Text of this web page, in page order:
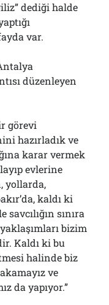
dediği halde
var.
düzenleyen
görevi
hazırladık ve
karar vermek
evlerine
yollarda,
kaldı ki
sınıra
bizim
Kaldı ki bu
halinde biz
ve
da yapıyor.”